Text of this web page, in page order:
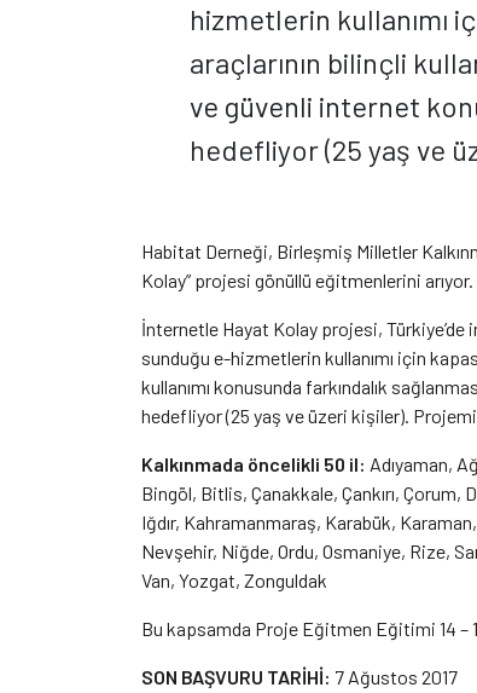
hizmetlerin kullanımı
araçlarının bilinçli
ve güvenli internet
hedefliyor (25 yaş ve
Habitat Derneği, Birleşmiş Milletler
Kolay” projesi gönüllü eğitmenlerini
İnternetle Hayat Kolay projesi, Türkiye’de
sunduğu e-hizmetlerin kullanımı için
kullanımı konusunda farkındalık
hedefliyor (25 yaş ve üzeri kişiler).
Kalkınmada öncelikli 50 il: Adıyaman,
Bingöl, Bitlis, Çanakkale, Çankırı, Çorum,
Iğdır, Kahramanmaraş, Karabük,
Nevşehir, Niğde, Ordu, Osmaniye, Rize,
Van, Yozgat, Zonguldak
Bu kapsamda Proje Eğitmen Eğitimi 14 –
SON BAŞVURU TARİHİ: 7 Ağustos 2017